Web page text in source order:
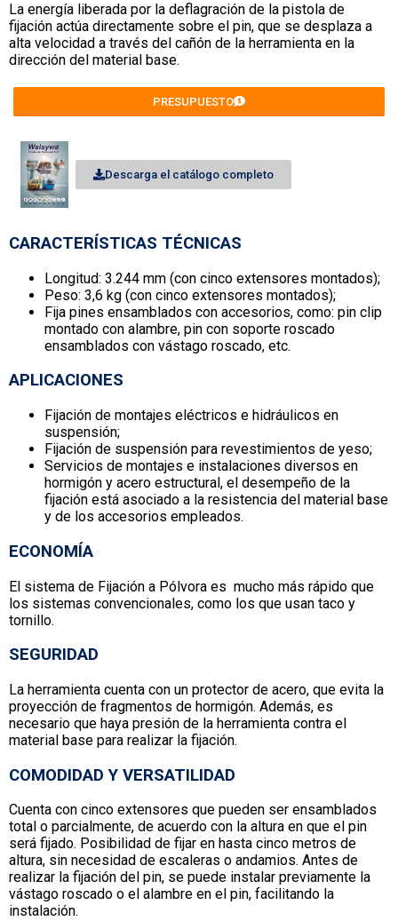
La energía liberada por la deflagración de la pistola de
fijación actúa directamente sobre el pin, que se desplaza a
alta velocidad a través del cañón de la herramienta en la
dirección del material base.
PRESUPUESTO
Descarga el catálogo completo
CARACTERÍSTICAS TÉCNICAS
Longitud: 3.244 mm (con cinco extensores montados);
Peso: 3,6 kg (con cinco extensores montados);
Fija pines ensamblados con accesorios, como: pin clip
montado con alambre, pin con soporte roscado
ensamblados con vástago roscado, etc.
APLICACIONES
Fijación de montajes eléctricos e hidráulicos en
suspensión;
Fijación de suspensión para revestimientos de yeso;
Servicios de montajes e instalaciones diversos en
hormigón y acero estructural, el desempeño de la
fijación está asociado a la resistencia del material base
y de los accesorios empleados.
ECONOMÍA
El sistema de Fijación a Pólvora es mucho más rápido que
los sistemas convencionales, como los que usan taco y
tornillo.
SEGURIDAD
La herramienta cuenta con un protector de acero, que evita la
proyección de fragmentos de hormigón. Además, es
necesario que haya presión de la herramienta contra el
material base para realizar la fijación.
COMODIDAD Y VERSATILIDAD
Cuenta con cinco extensores que pueden ser ensamblados
total o parcialmente, de acuerdo con la altura en que el pin
será fijado. Posibilidad de fijar en hasta cinco metros de
altura, sin necesidad de escaleras o andamios. Antes de
realizar la fijación del pin, se puede instalar previamente la
vástago roscado o el alambre en el pin, facilitando la
instalación.